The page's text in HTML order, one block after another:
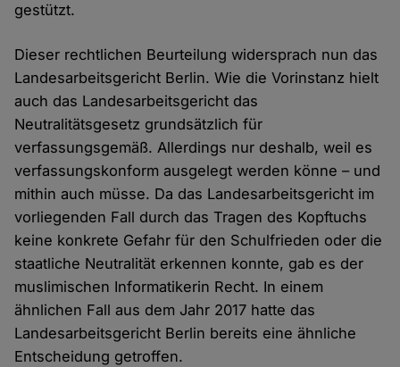
gestützt.
Dieser rechtlichen Beurteilung widersprach nun das
Landesarbeitsgericht Berlin. Wie die Vorinstanz hielt
auch das Landesarbeitsgericht das
Neutralitätsgesetz grundsätzlich für
verfassungsgemäß. Allerdings nur deshalb, weil es
verfassungskonform ausgelegt werden könne – und
mithin auch müsse. Da das Landesarbeitsgericht im
vorliegenden Fall durch das Tragen des Kopftuchs
keine konkrete Gefahr für den Schulfrieden oder die
staatliche Neutralität erkennen konnte, gab es der
muslimischen Informatikerin Recht. In einem
ähnlichen Fall aus dem Jahr 2017 hatte das
Landesarbeitsgericht Berlin bereits eine ähnliche
Entscheidung getroffen.